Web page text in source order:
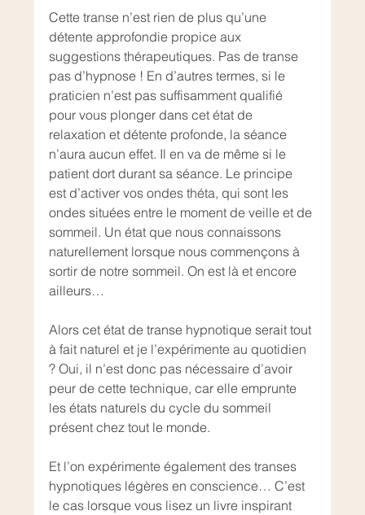
Cette transe n’est rien de plus qu’une
détente approfondie propice aux
suggestions thérapeutiques. Pas de transe
pas d’hypnose ! En d’autres termes, si le
praticien n’est pas suffisamment qualifié
pour vous plonger dans cet état de
relaxation et détente profonde, la séance
n’aura aucun effet. Il en va de même si le
patient dort durant sa séance. Le principe
est d’activer vos ondes théta, qui sont les
ondes situées entre le moment de veille et de
sommeil. Un état que nous connaissons
naturellement lorsque nous commençons à
sortir de notre sommeil. On est là et encore
ailleurs…
Alors cet état de transe hypnotique serait tout
à fait naturel et je l’expérimente au quotidien
? Oui, il n’est donc pas nécessaire d’avoir
peur de cette technique, car elle emprunte
les états naturels du cycle du sommeil
présent chez tout le monde.
Et l’on expérimente également des transes
hypnotiques légères en conscience… C’est
le cas lorsque vous lisez un livre inspirant